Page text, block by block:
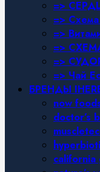
=>
=>
=>
=>
=>
=> Чай
БРЕНДЫ
now
doctor’s